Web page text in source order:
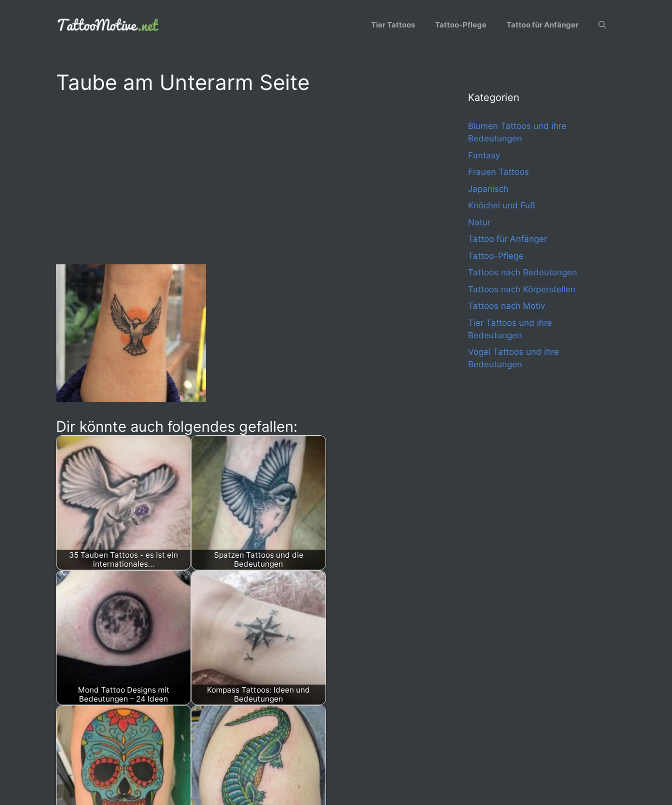
Tier Tattoos Tattoo-Pflege Tattoo für Anfänger
Taube am Unterarm Seite
Dir könnte auch folgendes gefallen:
35 Tauben Tattoos - es ist ein
internationales…
Spatzen Tattoos und die
Bedeutungen
Mond Tattoo Designs mit
Bedeutungen – 24 Ideen
Kompass Tattoos: Ideen und
Bedeutungen
Kategorien
Blumen Tattoos und ihre
Bedeutungen
Fantasy
Frauen Tattoos
Japanisch
Knöchel und Fuß
Natur
Tattoo für Anfänger
Tattoo-Pflege
Tattoos nach Bedeutungen
Tattoos nach Körperstellen
Tattoos nach Motiv
Tier Tattoos und ihre
Bedeutungen
Vogel Tattoos und ihre
Bedeutungen